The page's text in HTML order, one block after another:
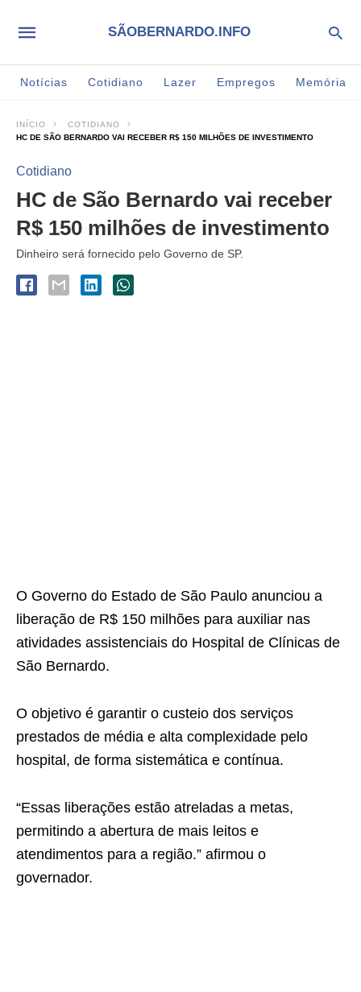
SÃOBERNARDO.INFO
Notícias Cotidiano Lazer Empregos Memória
INÍCIO
COTIDIANO
HC DE SÃO BERNARDO VAI RECEBER R$ 150 MILHÕES DE INVESTIMENTO
Cotidiano
HC de São Bernardo vai receber
R$ 150 milhões de investimento
Dinheiro será fornecido pelo Governo de SP.
O Governo do Estado de São Paulo anunciou a
liberação de R$ 150 milhões para auxiliar nas
atividades assistenciais do Hospital de Clínicas de
São Bernardo.
O objetivo é garantir o custeio dos serviços
prestados de média e alta complexidade pelo
hospital, de forma sistemática e contínua.
“Essas liberações estão atreladas a metas,
permitindo a abertura de mais leitos e
atendimentos para a região.” afirmou o
governador.